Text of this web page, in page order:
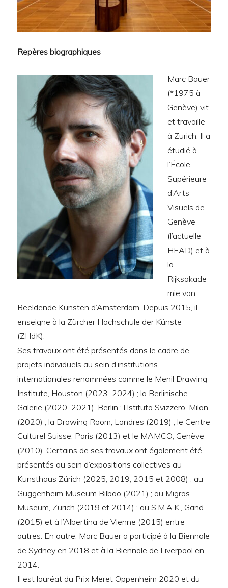
Repères biographiques
Marc Bauer
(*1975 à
Genève) vit
et travaille
à Zurich. Il a
étudié à
l’École
Supérieure
d’Arts
Visuels de
Genève
(l’actuelle
HEAD) et à
la
Rijksakade
mie van
Beeldende Kunsten d’Amsterdam. Depuis 2015, il
enseigne à la Zürcher Hochschule der Künste
(ZHdK).
Ses travaux ont été présentés dans le cadre de
projets individuels au sein d’institutions
internationales renommées comme le Menil Drawing
Institute, Houston (2023–2024) ; la Berlinische
Galerie (2020–2021), Berlin ; l’Istituto Svizzero, Milan
(2020) ; la Drawing Room, Londres (2019) ; le Centre
Culturel Suisse, Paris (2013) et le MAMCO, Genève
(2010). Certains de ses travaux ont également été
présentés au sein d’expositions collectives au
Kunsthaus Zürich (2025, 2019, 2015 et 2008) ; au
Guggenheim Museum Bilbao (2021) ; au Migros
Museum, Zurich (2019 et 2014) ; au S.M.A.K., Gand
(2015) et à l’Albertina de Vienne (2015) entre
autres. En outre, Marc Bauer a participé à la Biennale
de Sydney en 2018 et à la Biennale de Liverpool en
2014.
Il est lauréat du Prix Meret Oppenheim 2020 et du